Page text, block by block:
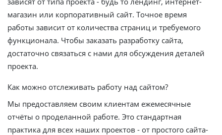
магазин или корпоративный сайт. Точное время
работы зависит от количества страниц и требуемого
функционала. Чтобы заказать разработку сайта,
достаточно связаться с нами для обсуждения деталей
проекта.
Как можно отслеживать работу над сайтом?
Мы предоставляем своим клиентам ежемесячные
отчёты о проделанной работе. Это стандартная
практика для всех наших проектов - от простого сайта-